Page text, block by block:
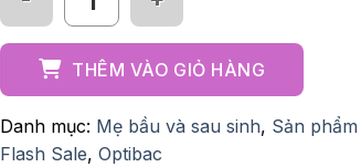
THÊM VÀO GIỎ HÀNG
Danh mục: Mẹ bầu và sau sinh, Sản
Flash Sale, Optibac